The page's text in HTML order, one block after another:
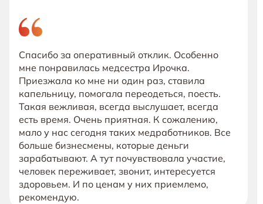
Спасибо за оперативный отклик. Особенно
мне понравилась медсестра Ирочка.
Приезжала ко мне ни один раз, ставила
капельницу, помогала переодеться, поесть.
Такая вежливая, всегда выслушает, всегда
есть время. Очень приятная. К сожалению,
мало у нас сегодня таких медработников. Все
больше бизнесмены, которые деньги
зарабатывают. А тут почувствовала участие,
человек переживает, звонит, интересуется
здоровьем. И по ценам у них приемлемо,
рекомендую.